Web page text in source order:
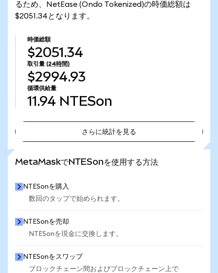
るため、NetEase (Ondo Tokenized)の時価総額は
$2051.34となります。
時価総額
$2051.34
取引量 (24時間)
$2994.93
循環供給量
11.94 NTESon
さらに統計を見る
MetaMaskでNTESonを使用する方法
NTESonを購入
数回のタップで始められます。
NTESonを売却
NTESonを現金に交換します。
NTESonをスワップ
ブロックチェーン間およびブロックチェーン上で